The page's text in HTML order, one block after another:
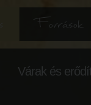
Források
Várak és